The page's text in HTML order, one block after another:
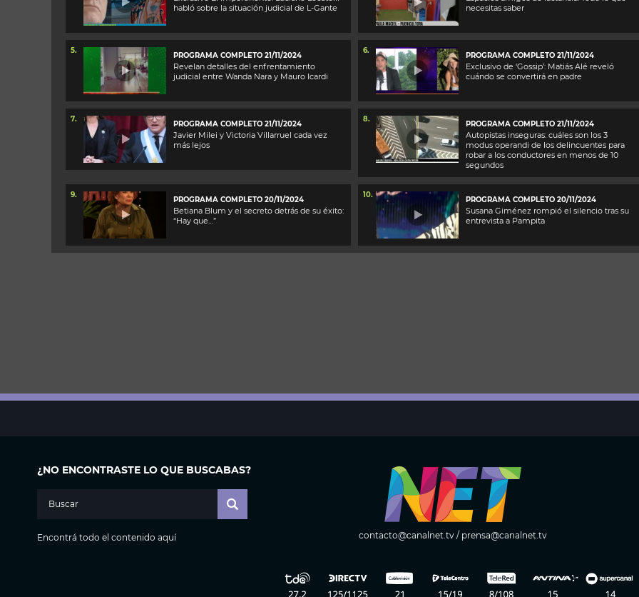
habló sobre la situación judicial de L-Gante
necesitas saber
5.
PROGRAMA COMPLETO 21/11/2024
Revelan detalles del enfrentamiento
judicial entre Wanda Nara y Mauro Icardi
6.
PROGRAMA COMPLETO 21/11/2024
Exclusivo de ‘Gossip’: Matiás Alé reveló
cuándo se convertirá en padre
7.
PROGRAMA COMPLETO 21/11/2024
Javier Milei y Victoria Villarruel cada vez
más lejos
8.
PROGRAMA COMPLETO 21/11/2024
Autopistas inseguras: cuáles son los 3
modus operandi de los delincuentes para
robar a los conductores en menos de 10
segundos
9.
PROGRAMA COMPLETO 20/11/2024
Betiana Blum y el secreto detrás de su éxito:
“Hay que…”
10.
PROGRAMA COMPLETO 20/11/2024
Susana Giménez rompió el silencio tras su
entrevista a Pampita
¿NO ENCONTRASTE LO QUE BUSCABAS?
Encontrá todo el contenido aquí contacto@canalnet.tv/ prensa@canalnet.tv